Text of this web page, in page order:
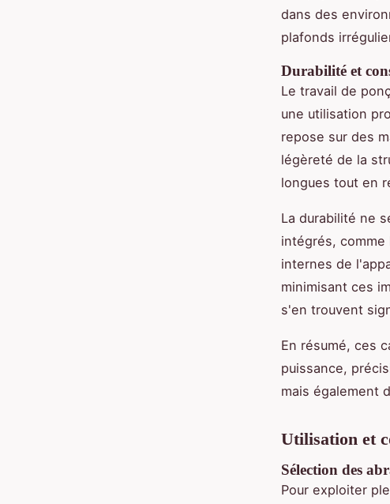
dans des
plafonds
Durabilité et
Le travail de
une utilisation
repose sur des
légèreté de la
longues tout en
La durabilité ne
intégrés,
internes de
minimisant ces
s'en trouvent
En résumé, ces
puissance,
mais également
Utilisation et
Sélection des
Pour exploiter